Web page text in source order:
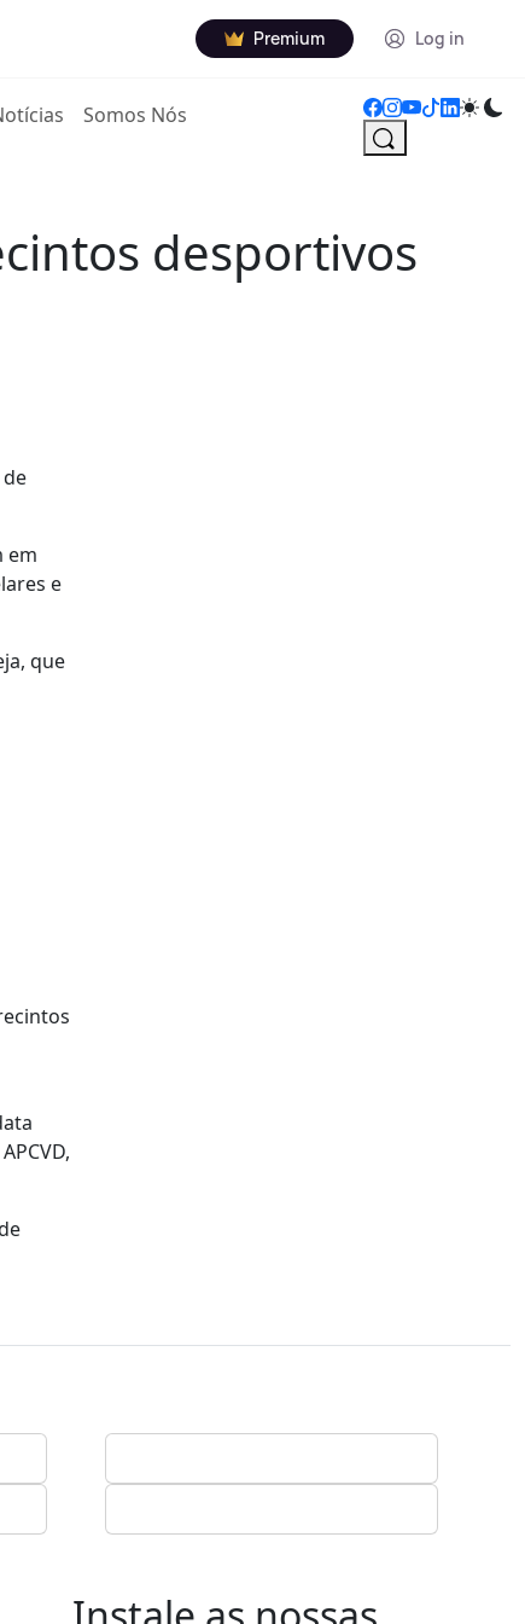
Premium Log in
Somos Nós
desportivos
em
e
que